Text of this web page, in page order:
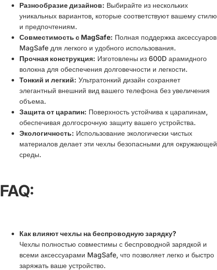
Разнообразие дизайнов: Выбирайте из нескольких
уникальных вариантов, которые соответствуют вашему стилю
и предпочтениям.
Совместимость с MagSafe: Полная поддержка аксессуаров
MagSafe для легкого и удобного использования.
Прочная конструкция: Изготовлены из 600D арамидного
волокна для обеспечения долговечности и легкости.
Тонкий и легкий: Ультратонкий дизайн сохраняет
элегантный внешний вид вашего телефона без увеличения
объема.
Защита от царапин: Поверхность устойчива к царапинам,
обеспечивая долгосрочную защиту вашего устройства.
Экологичность: Использование экологически чистых
материалов делает эти чехлы безопасными для окружающей
среды.
FAQ:
Как влияют чехлы на беспроводную зарядку?
Чехлы полностью совместимы с беспроводной зарядкой и
всеми аксессуарами MagSafe, что позволяет легко и быстро
заряжать ваше устройство.